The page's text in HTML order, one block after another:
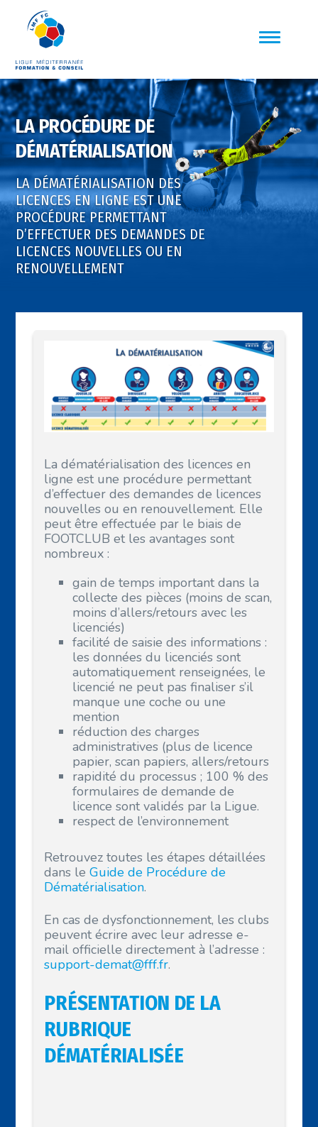
LA PROCÉDURE DE
DÉMATÉRIALISATION
LA DÉMATÉRIALISATION DES
LICENCES EN LIGNE EST UNE
PROCÉDURE PERMETTANT
D’EFFECTUER DES DEMANDES DE
LICENCES NOUVELLES OU EN
RENOUVELLEMENT
La dématérialisation des licences en
ligne est une procédure permettant
d’effectuer des demandes de licences
nouvelles ou en renouvellement. Elle
peut être effectuée par le biais de
FOOTCLUB et les avantages sont
nombreux :
gain de temps important dans la
collecte des pièces (moins de scan,
moins d’allers/retours avec les
licenciés)
facilité de saisie des informations :
les données du licenciés sont
automatiquement renseignées, le
licencié ne peut pas finaliser s’il
manque une coche ou une
mention
réduction des charges
administratives (plus de licence
papier, scan papiers, allers/retours
rapidité du processus ; 100 % des
formulaires de demande de
licence sont validés par la Ligue.
respect de l’environnement
Retrouvez toutes les étapes détaillées
dans leGuide de Procédure de
Dématérialisation.
En cas de dysfonctionnement, les clubs
peuvent écrire avec leur adresse e-
mail officielle directement à l’adresse :
support-demat@fff.fr.
PRÉSENTATION DE LA
RUBRIQUE
DÉMATÉRIALISÉE